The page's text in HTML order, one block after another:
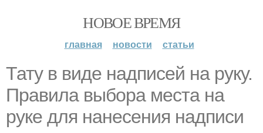
НОВОЕ ВРЕМЯ
главная новости статьи
Тату в виде надписей на руку.
Правила выбора места на
руке для нанесения надписи